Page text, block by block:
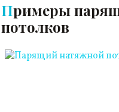
Примеры парящих натяжных
потолков